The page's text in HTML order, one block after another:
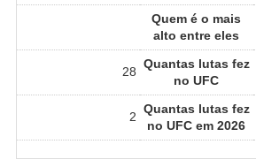
Quem é o mais
alto entre eles
28
Quantas lutas fez
no UFC
2
Quantas lutas fez
no UFC em 2026